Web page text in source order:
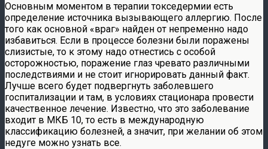
Основным моментом в терапии токседермии есть
определение источника вызывающего аллергию. После
того как основной «враг» найден от непременно надо
избавиться. Если в процессе болезни были поражены
слизистые, то к этому надо отнестись с особой
осторожностью, поражение глаз чревато различными
последствиями и не стоит игнорировать данный факт.
Лучше всего будет подвергнуть заболевшего
госпитализации и там, в условиях стационара провести
качественное лечение. Известно, что это заболевание
входит в МКБ 10, то есть в международную
классификацию болезней, а значит, при желании об этом
недуге можно узнать все.